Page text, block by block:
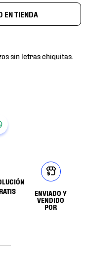
EN TIENDA
ENVIADO Y
VENDIDO
POR